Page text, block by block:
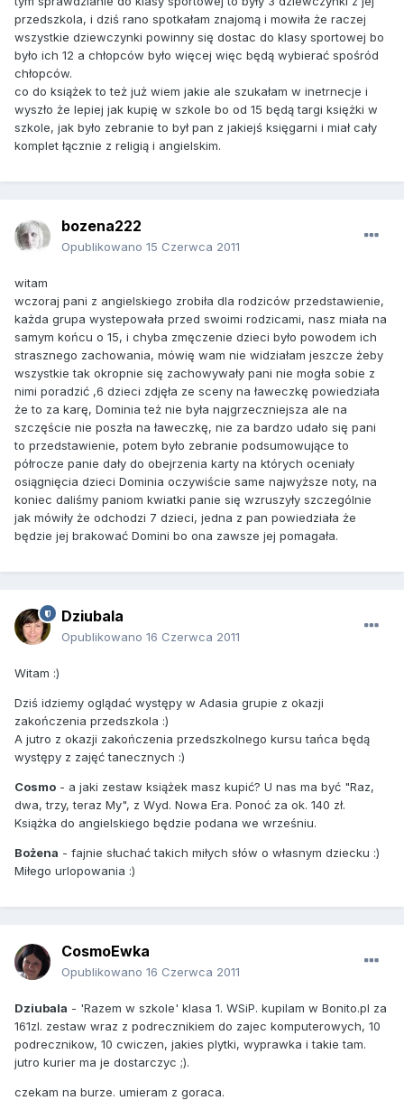
przedszkola, i dziś rano spotkałam znajomą i mowiła że raczej
wszystkie dziewczynki powinny się dostac do klasy sportowej bo
było ich 12 a chłopców było więcej więc będą wybierać spośród
chłopców.
co do książek to też już wiem jakie ale szukałam w inetrnecje i
wyszło że lepiej jak kupię w szkole bo od 15 będą targi księżki w
szkole, jak było zebranie to był pan z jakiejś księgarni i miał cały
komplet łącznie z religią i angielskim.
bozena222
Opublikowano 15 Czerwca 2011
witam
wczoraj pani z angielskiego zrobiła dla rodziców przedstawienie,
każda grupa wystepowała przed swoimi rodzicami, nasz miała na
samym końcu o 15, i chyba zmęczenie dzieci było powodem ich
strasznego zachowania, mówię wam nie widziałam jeszcze żeby
wszystkie tak okropnie się zachowywały pani nie mogła sobie z
nimi poradzić ,6 dzieci zdjęła ze sceny na ławeczkę powiedziała
że to za karę, Dominia też nie była najgrzeczniejsza ale na
szczęście nie poszła na ławeczkę, nie za bardzo udało się pani
to przedstawienie, potem było zebranie podsumowujące to
półrocze panie dały do obejrzenia karty na których oceniały
osiągnięcia dzieci Dominia oczywiście same najwyższe noty, na
koniec daliśmy paniom kwiatki panie się wzruszyły szczególnie
jak mówiły że odchodzi 7 dzieci, jedna z pan powiedziała że
będzie jej brakować Domini bo ona zawsze jej pomagała.
Dziubala
Opublikowano 16 Czerwca 2011
Witam :)
Dziś idziemy oglądać występy w Adasia grupie z okazji
zakończenia przedszkola :)
A jutro z okazji zakończenia przedszkolnego kursu tańca będą
występy z zajęć tanecznych :)
Cosmo - a jaki zestaw książek masz kupić? U nas ma być "Raz,
dwa, trzy, teraz My", z Wyd. Nowa Era. Ponoć za ok. 140 zł.
Książka do angielskiego będzie podana we wrześniu.
Bożena - fajnie słuchać takich miłych słów o własnym dziecku :)
Miłego urlopowania :)
CosmoEwka
Opublikowano 16 Czerwca 2011
Dziubala - 'Razem w szkole' klasa 1. WSiP. kupilam w Bonito.pl za
161zl. zestaw wraz z podrecznikiem do zajec komputerowych, 10
podrecznikow, 10 cwiczen, jakies plytki, wyprawka i takie tam.
jutro kurier ma je dostarczyc ;).
czekam na burze. umieram z goraca.